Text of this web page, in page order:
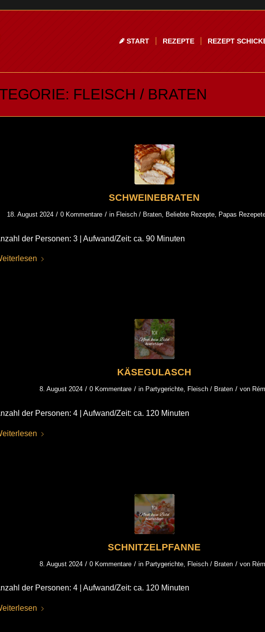
START REZEPTE REZEPT
FLEISCH / BRATEN
SCHWEINEBRATEN
18. August 2024 / 0 Kommentare / in Fleisch / Braten, Beliebte Rezepte, Papas
der Personen: 3 | Aufwand/Zeit: ca. 90 Minuten
KÄSEGULASCH
8. August 2024 / 0 Kommentare / in Partygerichte, Fleisch / Braten / von
der Personen: 4 | Aufwand/Zeit: ca. 120 Minuten
SCHNITZELPFANNE
8. August 2024 / 0 Kommentare / in Partygerichte Fleisch / Braten / von
der Personen: 4 | Aufwand/Zeit: ca. 120 Minuten